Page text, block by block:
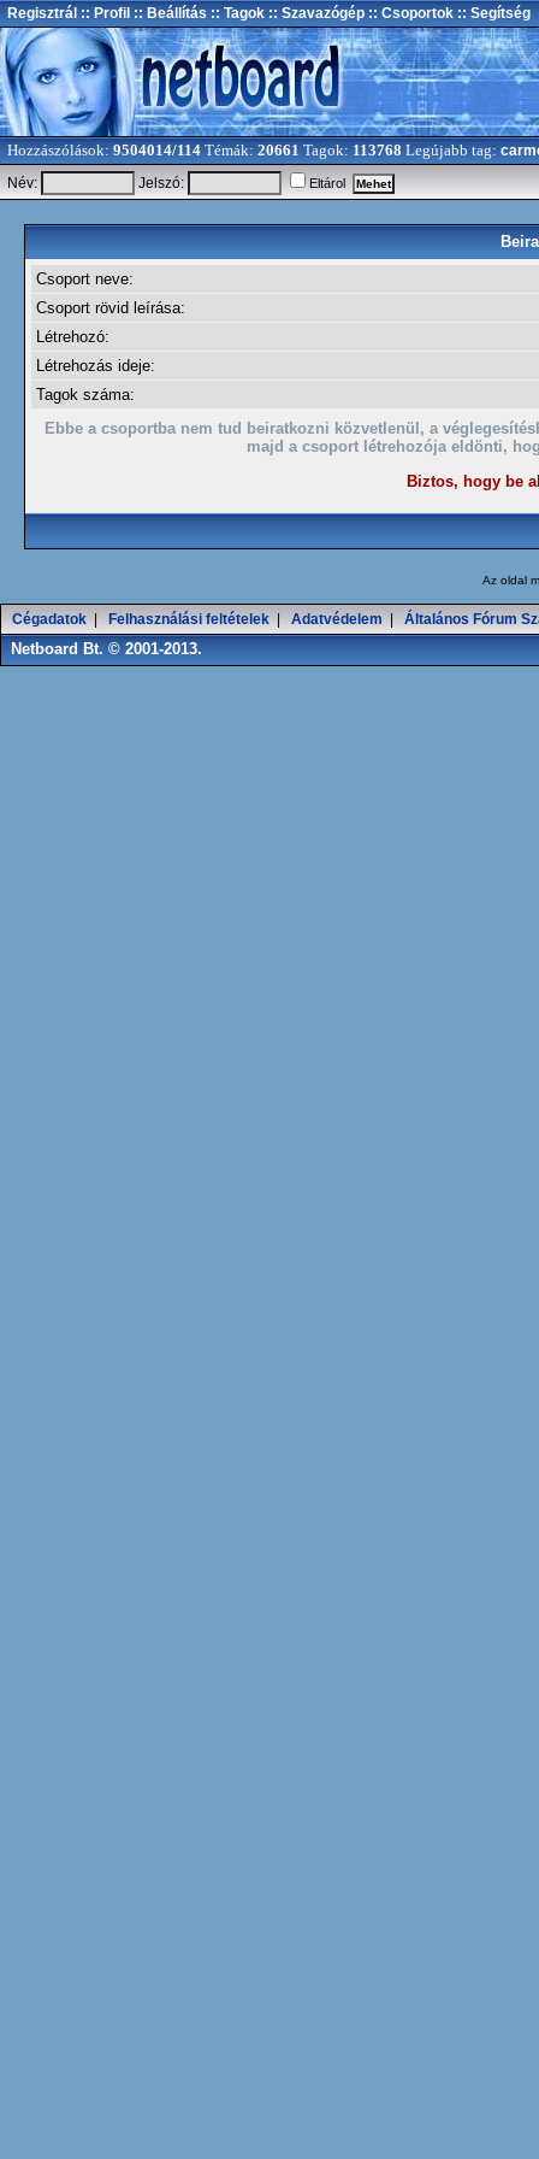
Regisztrál :: Profil :: Beállítás :: Tagok :: Szavazógép :: Csoportok :: Segítség
Hozzászólások: 9504014/114 Témák: 20661 Tagok: 113768 Legújabb tag:
Név:
Jelszó: Eltárol
Csoport neve:
Csoport rövid leírása:
Létrehozó:
Létrehozás ideje:
Tagok száma:
Ebbe a csoportba nem tud beiratkozni közvetlenül, a
majd a csoport létrehozója eldönti,
Biztos, hogy be
Az oldal
Cégadatok Felhasználási feltételek Adatvédelem Általános Fórum
Netboard Bt. © 2001-2013.